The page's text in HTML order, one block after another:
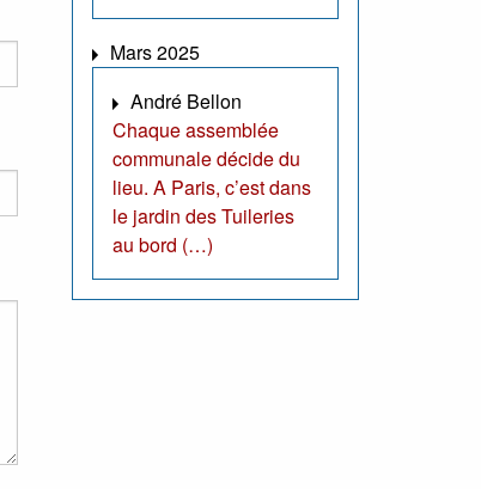
Mars 2025
André Bellon
Chaque assemblée
communale décide du
lieu. A Paris, c’est dans
le jardin des Tuileries
au bord (…)